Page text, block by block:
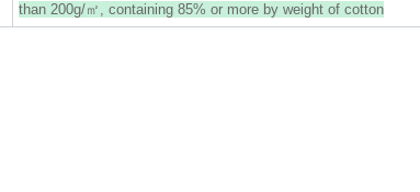
than 200g/㎡, containing 85% or more by weight of cotton